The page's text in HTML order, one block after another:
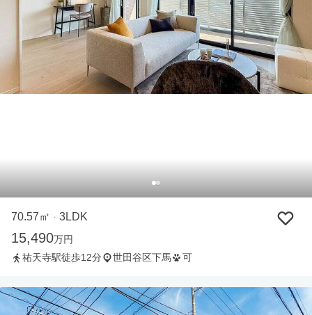
70.57㎡ ・ 3LDK
15,490万円
祐天寺駅徒歩12分
世田谷区下馬 可